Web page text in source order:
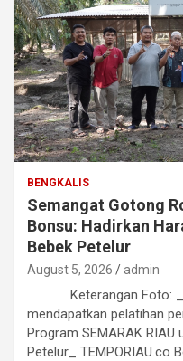
BENGKALIS
Semangat Gotong
Bonsu: Hadirkan
Bebek Petelur
August 5, 2026 admin
Keterangan Foto:
mendapatkan pelatihan
Program SEMARAK RIAU
Petelur_ TEMPORIAU.co